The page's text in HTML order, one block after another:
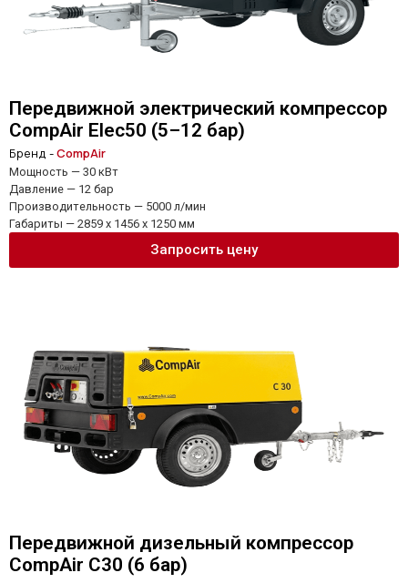
Передвижной электрический компрессор
CompAir Elec50 (5–12 бар)
Бренд -CompAir
Мощность — 30 кВт
Давление — 12 бар
Производительность — 5000 л/мин
Габариты — 2859 x 1456 x 1250 мм
Запросить цену
Передвижной дизельный компрессор
CompAir C30 (6 бар)